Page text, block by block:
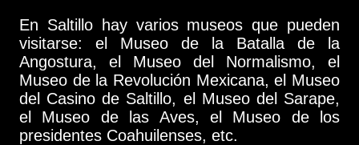
En Saltillo hay varios museos que pueden
visitarse: el Museo de la Batalla de la
Angostura, el Museo del Normalismo, el
Museo de la Revolución Mexicana, el Museo
del Casino de Saltillo, el Museo del Sarape,
el Museo de las Aves, el Museo de los
presidentes Coahuilenses, etc.